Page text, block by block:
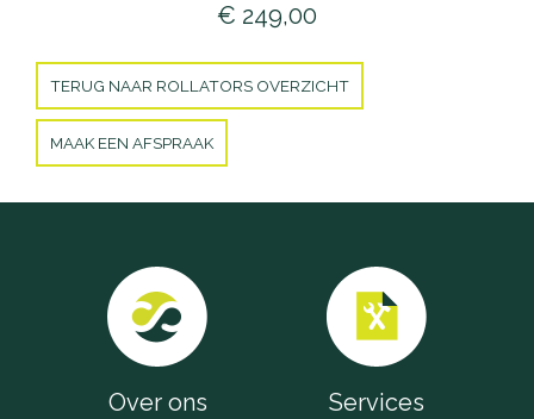
€ 249,00
TERUG NAAR ROLLATORS OVERZICHT
MAAK EEN AFSPRAAK
Over ons Services